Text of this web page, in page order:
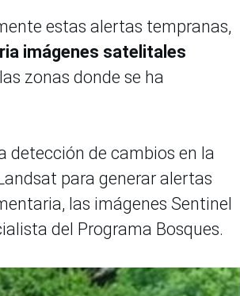
estas alertas tempranas,
imágenes satelitales
zonas donde se ha
detección de cambios en la
para generar alertas
las imágenes Sentinel
del Programa Bosques.